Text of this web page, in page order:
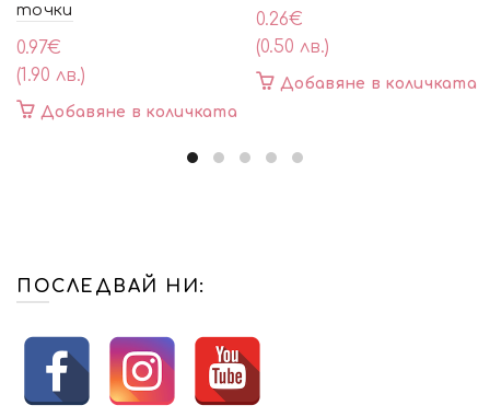
точки
0.97€
(1.90 лв.)
Добавяне в количката
0.26€
(0.50 лв.)
Добавяне в количката
ПОСЛЕДВАЙ НИ: